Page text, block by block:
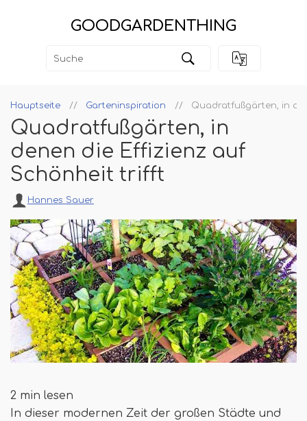
GOODGARDENTHING
Hauptseite Garteninspiration Quadratfußgärten, in
Quadratfußgärten, in
denen die Effizienz auf
Schönheit trifft
Hannes Sauer
2 min lesen
In dieser modernen Zeit der großen Städte und